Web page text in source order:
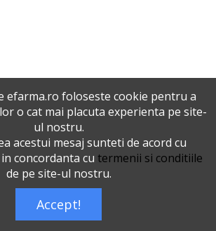
efarma.ro foloseste cookie pentru a
o cat mai placuta experienta pe site-
ul nostru.
acestui mesaj sunteti de acord cu
concordanta cu termenii si conditiile
de pe site-ul nostru.
Accept!